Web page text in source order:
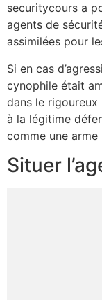
securitycours a
agents de
assimilées pour
Si en cas
cynophile était
dans le
à la légitime
comme une
Situer